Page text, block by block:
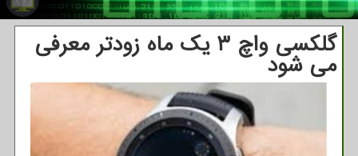
گلكسی واچ ۳ یك ماه زودتر معرفی
می شود